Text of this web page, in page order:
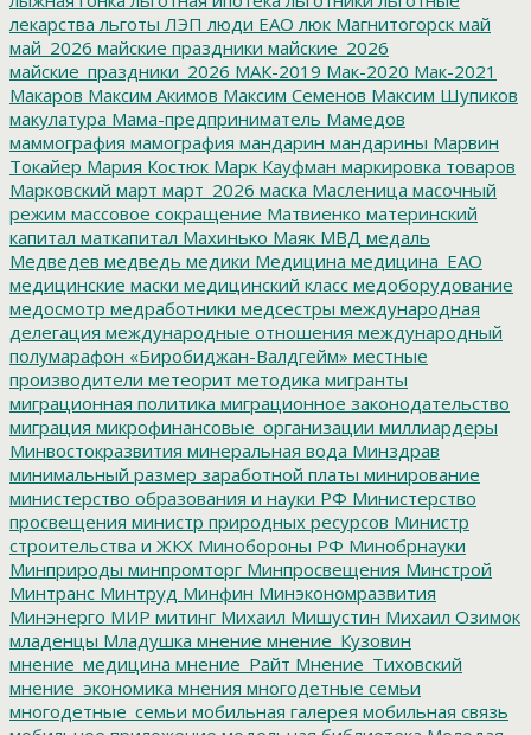
лекарства льготы ЛЭП люди ЕАО люк Магнитогорск май
май_2026 майские праздники майские_2026
майские_праздники_2026 МАК-2019 Мак-2020 Мак-2021
Макаров Максим Акимов Максим Семенов Максим Шупиков
макулатура Мама-предприниматель Мамедов
маммография мамография мандарин мандарины Марвин
Токайер Мария Костюк Марк Кауфман маркировка товаров
Марковский март март_2026 маска Масленица масочный
режим массовое сокращение Матвиенко материнский
капитал маткапитал Махинько Маяк МВД медаль
Медведев медведь медики Медицина медицина_ЕАО
медицинские маски медицинский класс медоборудование
медосмотр медработники медсестры международная
делегация международные отношения международный
полумарафон «Биробиджан-Валдгейм» местные
производители метеорит методика мигранты
миграционная политика миграционное законодательство
миграция микрофинансовые_организации миллиардеры
Минвостокразвития минеральная вода Минздрав
минимальный размер заработной платы минирование
министерство образования и науки РФ Министерство
просвещения министр природных ресурсов Министр
строительства и ЖКХ Минобороны РФ Минобрнауки
Минприроды минпромторг Минпросвещения Минстрой
Минтранс Минтруд Минфин Минэкономразвития
Минэнерго МИР митинг Михаил Мишустин Михаил Озимок
младенцы Младушка мнение мнение_Кузовин
мнение_медицина мнение_Райт Мнение_Тиховский
мнение_экономика мнения многодетные семьи
многодетные_семьи мобильная галерея мобильная связь